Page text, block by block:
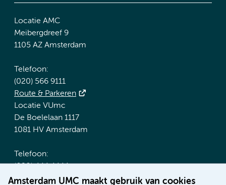
Amsterdam UMC maakt gebruik van cookies
Locatie AMC
Meibergdreef 9
1105 AZ Amsterdam
Telefoon:
(020) 566 9111
Route & Parkeren
Locatie VUmc
De Boelelaan 1117
1081 HV Amsterdam
Telefoon:
(020) 444 4444
Route & Parkeren